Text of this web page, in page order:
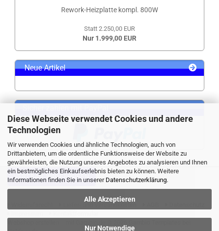
Diese Webseite verwendet Cookies und andere
Technologien
Wir verwenden Cookies und ähnliche Technologien, auch von
Drittanbietern, um die ordentliche Funktionsweise der Website zu
gewährleisten, die Nutzung unseres Angebotes zu analysieren und Ihnen
ein bestmögliches Einkaufserlebnis bieten zu können. Weitere
Informationen finden Sie in unserer Datenschutzerklärung.
Alle Akzeptieren
Nur Notwendige
Rework-Heizplatte kompl. 800W
Statt 2.250,00 EUR
Nur 1.999,00 EUR
Neue Artikel
VERTRAG WIDERRUFEN
Liefer- und Versandkosten